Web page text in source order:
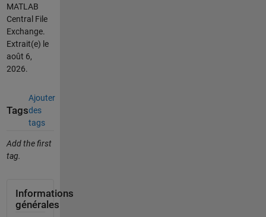
MATLAB
Central File
Exchange.
Extrait(e) le
août 6,
2026.
Tags
Ajouter
des
tags
Add the first
tag.
Informations
générales